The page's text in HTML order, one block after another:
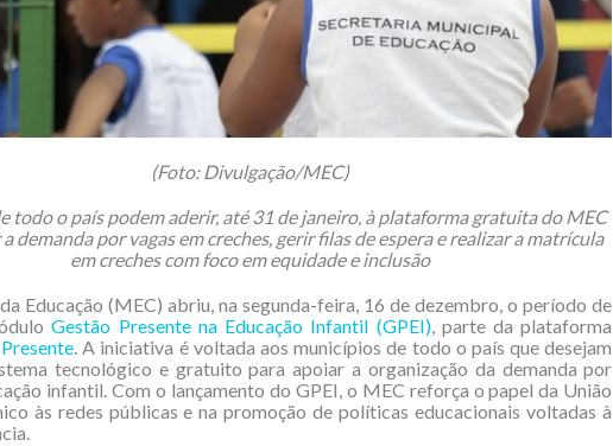
(Foto: Divulgação/MEC)
todo o país podem aderir, até 31 de janeiro, à plataforma gratuita do MEC
demanda por vagas em creches, gerir filas de espera e realizar a matrícula
em creches com foco em equidade e inclusão
Educação (MEC) abriu, na segunda-feira, 16 de dezembro, o período de
Gestão Presente na Educação Infantil (GPEI), parte da plataforma
. A iniciativa é voltada aos municípios de todo o país que desejam
tecnológico e gratuito para apoiar a organização da demanda por
infantil. Com o lançamento do GPEI, o MEC reforça o papel da União
às redes públicas e na promoção de políticas educacionais voltadas à